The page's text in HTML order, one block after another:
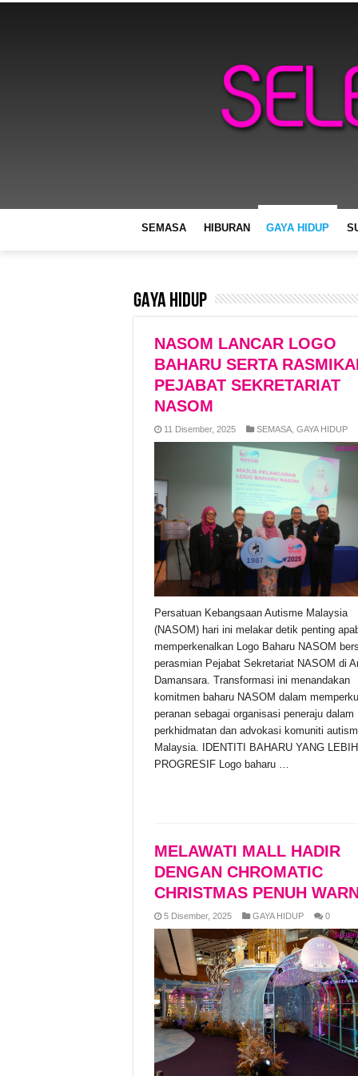
SEMASA HIBURAN GAYA HIDUP
GAYA HIDUP
NASOM LANCAR LOGO
BAHARU SERTA
PEJABAT SEKRETARIAT
NASOM
11 Disember, 2025 SEMASA GAYA HIDUP
Persatuan Kebangsaan Autisme Malaysia
(NASOM) hari ini melakar detik penting
memperkenalkan Logo Baharu NASOM
perasmian Pejabat Sekretariat NASOM di
Damansara. Transformasi ini menandakan
komitmen baharu NASOM dalam
peranan sebagai organisasi peneraju dalam
perkhidmatan dan advokasi komuniti
Malaysia. IDENTITI BAHARU YANG LEBIH
PROGRESIF Logo baharu …
MELAWATI MALL HADIR
DENGAN CHROMATIC
CHRISTMAS PENUH
5 Disember, 2025 GAYA HIDUP 0